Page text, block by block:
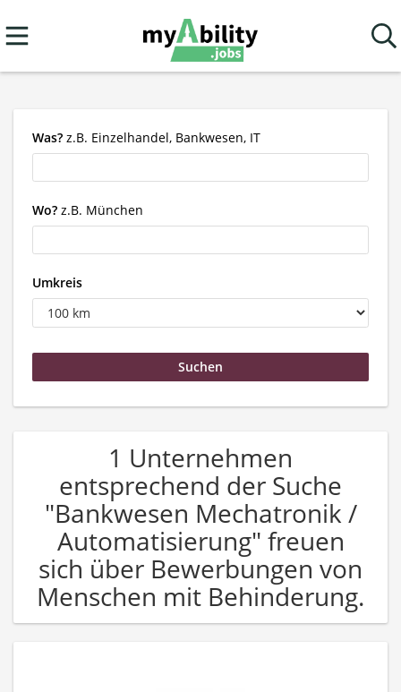
Was? z.B. Einzelhandel, Bankwesen, IT
Wo? z.B. München
Umkreis
1 Unternehmen
entsprechend der Suche
"Bankwesen Mechatronik /
Automatisierung" freuen
sich über Bewerbungen von
Menschen mit Behinderung.